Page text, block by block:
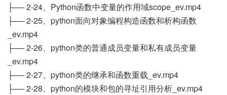
├── 2-24、Python函数中变量的作用域scope_ev.mp4
├── 2-25、python面向对象编程构造函数和析构函数
_ev.mp4
├── 2-26、python类的普通成员变量和私有成员变量
_ev.mp4
├── 2-27、python类的继承和函数重载_ev.mp4
├── 2-28、python的模块和包的寻址引用分析_ev.mp4